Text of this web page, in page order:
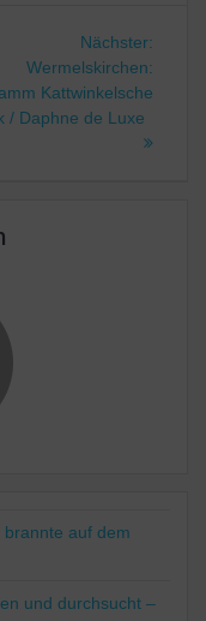
Nächster:
Wermelskirchen:
Kattwinkelsche
/ Daphne de Luxe
auf dem
und durchsucht –